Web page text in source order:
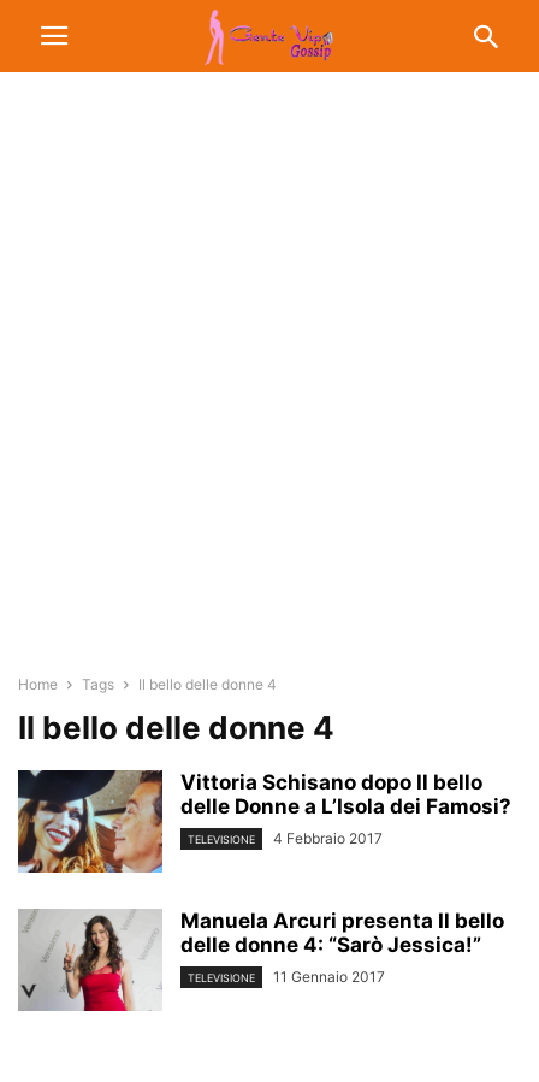
Home Tags Il bello delle donne 4
Il bello delle donne 4
Vittoria Schisano dopo Il bello
delle Donne a L’Isola dei Famosi?
TELEVISIONE 4 Febbraio 2017
Manuela Arcuri presenta Il bello
delle donne 4: “Sarò Jessica!”
TELEVISIONE 11 Gennaio 2017